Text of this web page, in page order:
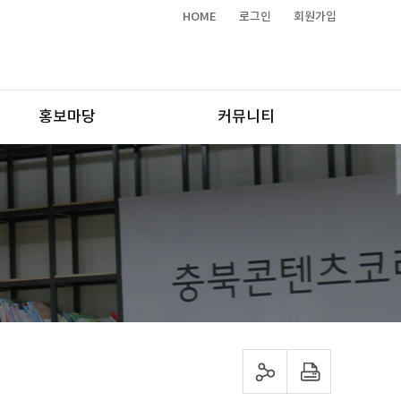
HOME 로그인 회원가입
홍보마당 커뮤니티
sns 공유하기 프린트하기